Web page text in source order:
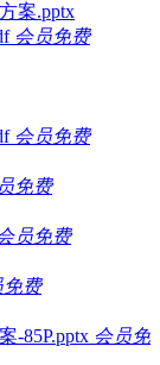
案.pptx
会员免费
会员免费
免费
员免费
免费
会员免